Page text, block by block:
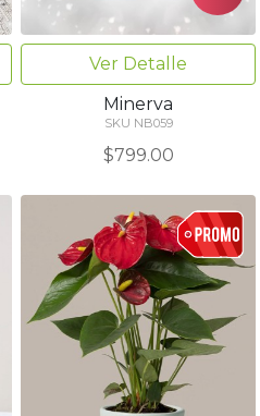
Ver Detalle
Minerva
SKU NB059
$799.00